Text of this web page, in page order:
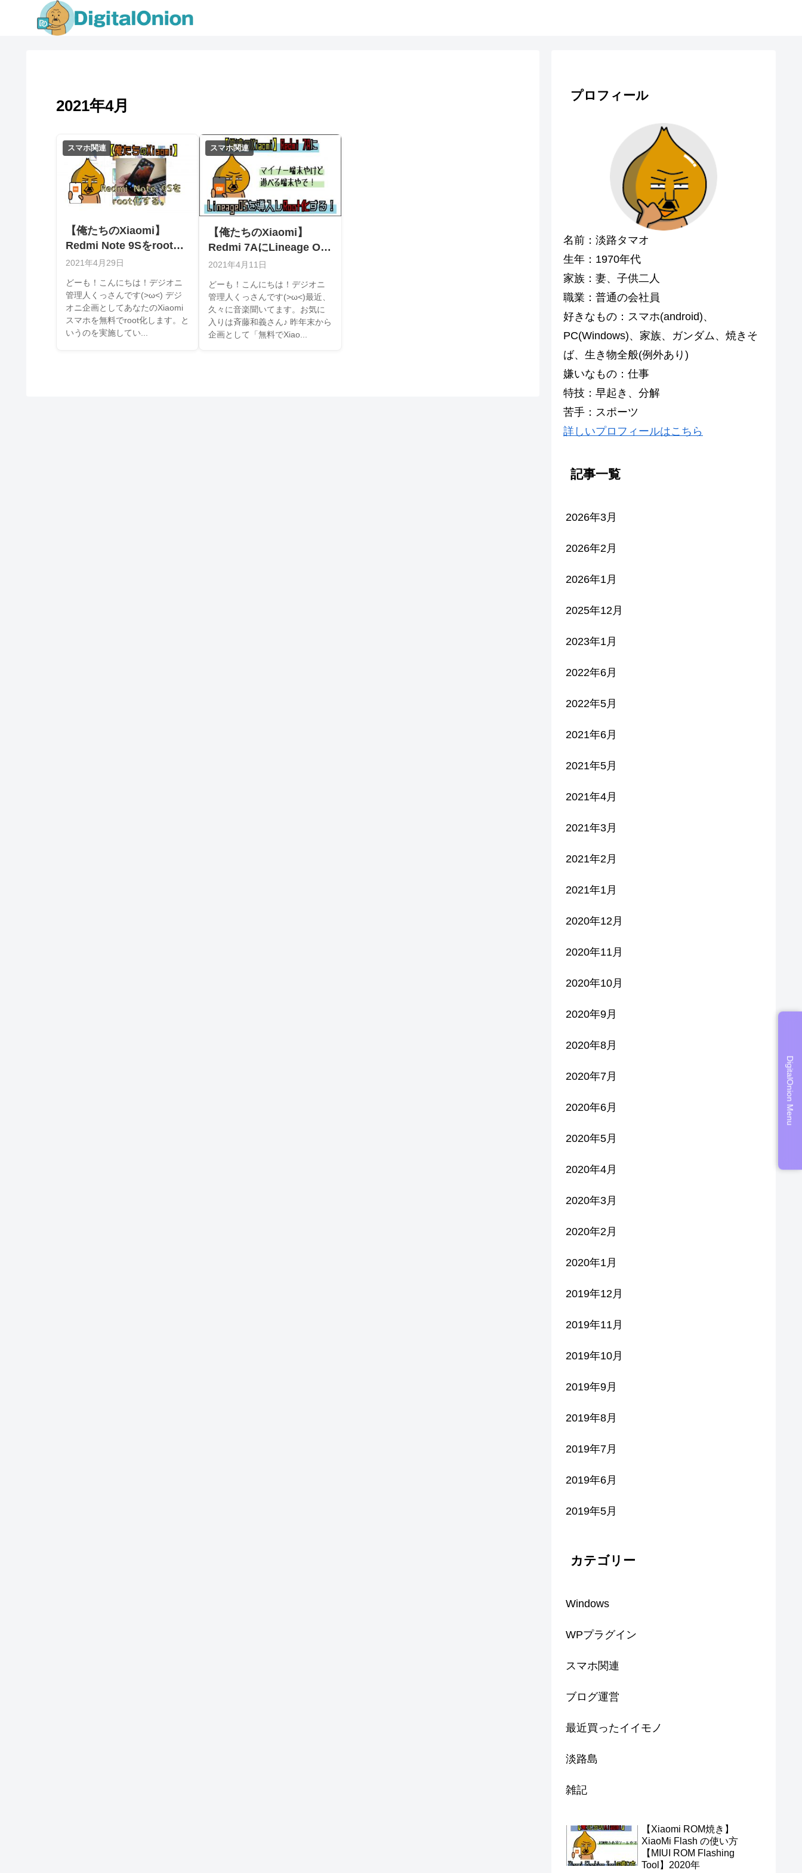
2021年4月
スマホ関連
【俺たちのXiaomi】
Redmi Note 9Sをroot化
する。【root化企画 第2
2021年4月29日
どーも！こんにちは！デジオニ
管理人くっさんです(>ω<) デジ
オニ企画としてあなたのXiaomi
スマホを無料でroot化します。と
いうのを実施してい...
スマホ関連
【俺たちのXiaomi】
Redmi 7AにLineage OS
を導入しroot化する 【カ
2021年4月11日
どーも！こんにちは！デジオニ
管理人くっさんです(>ω<)最近、
久々に音楽聞いてます。お気に
入りは斉藤和義さん♪ 昨年末から
企画として「無料でXiao...
プロフィール
名前：淡路タマオ
生年：1970年代
家族：妻、子供二人
職業：普通の会社員
好きなもの：スマホ(android)、
PC(Windows)、家族、ガンダム、焼きそ
ば、生き物全般(例外あり)
嫌いなもの：仕事
特技：早起き、分解
苦手：スポーツ
詳しいプロフィールはこちら
記事一覧
2026年3月
2026年2月
2026年1月
2025年12月
2023年1月
2022年6月
2022年5月
2021年6月
2021年5月
2021年4月
2021年3月
2021年2月
2021年1月
2020年12月
2020年11月
2020年10月
2020年9月
2020年8月
2020年7月
2020年6月
2020年5月
2020年4月
2020年3月
2020年2月
2020年1月
2019年12月
2019年11月
2019年10月
2019年9月
2019年8月
2019年7月
2019年6月
2019年5月
カテゴリー
Windows
WPプラグイン
スマホ関連
ブログ運営
最近買ったイイモノ
淡路島
雑記
【Xiaomi ROM焼き】
XiaoMi Flash の使い方
【MIUI ROM Flashing
Tool】2020年
DigitalOnion Menu